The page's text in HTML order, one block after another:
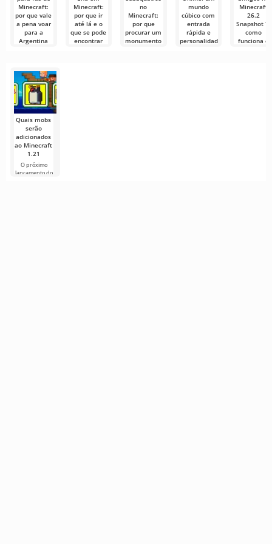
Minecraft:
por que vale
a pena voar
para a
Argentina
novo motivo
para
Minecraft:
por que ir
até lá e o
que se pode
encontrar
no
Minecraft:
por que
procurar um
monumento
mundo
cúbico com
entrada
rápida e
personalidade
Minecraft
26.2
Snapshot 7:
como
funciona e
Quais mobs
serão
adicionados
ao Minecraft
1.21
O próximo
lançamento do